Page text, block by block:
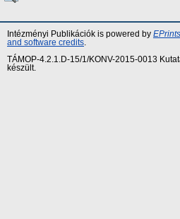
Intézményi Publikációk is powered by
and software credits
TÁMOP-4.2.1.D-15/1/KONV-2015-0013
készült.